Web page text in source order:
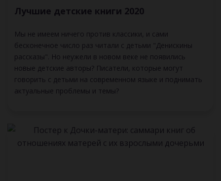
Лучшие детские книги 2020
Мы не имеем ничего против классики, и сами
бесконечное число раз читали с детьми "Денискины
рассказы". Но неужели в новом веке не появились
новые детские авторы? Писатели, которые могут
говорить с детьми на современном языке и поднимать
актуальные проблемы и темы?